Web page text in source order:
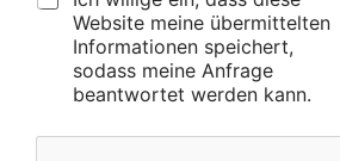
Website meine übermittelten
Informationen speichert,
sodass meine Anfrage
beantwortet werden kann.